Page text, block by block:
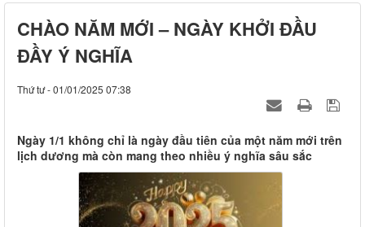
CHÀO NĂM MỚI – NGÀY KHỞI ĐẦU
ĐẦY Ý NGHĨA
Thứ tư - 01/01/2025 07:38
Ngày 1/1 không chỉ là ngày đầu tiên của một năm mới trên
lịch dương mà còn mang theo nhiều ý nghĩa sâu sắc